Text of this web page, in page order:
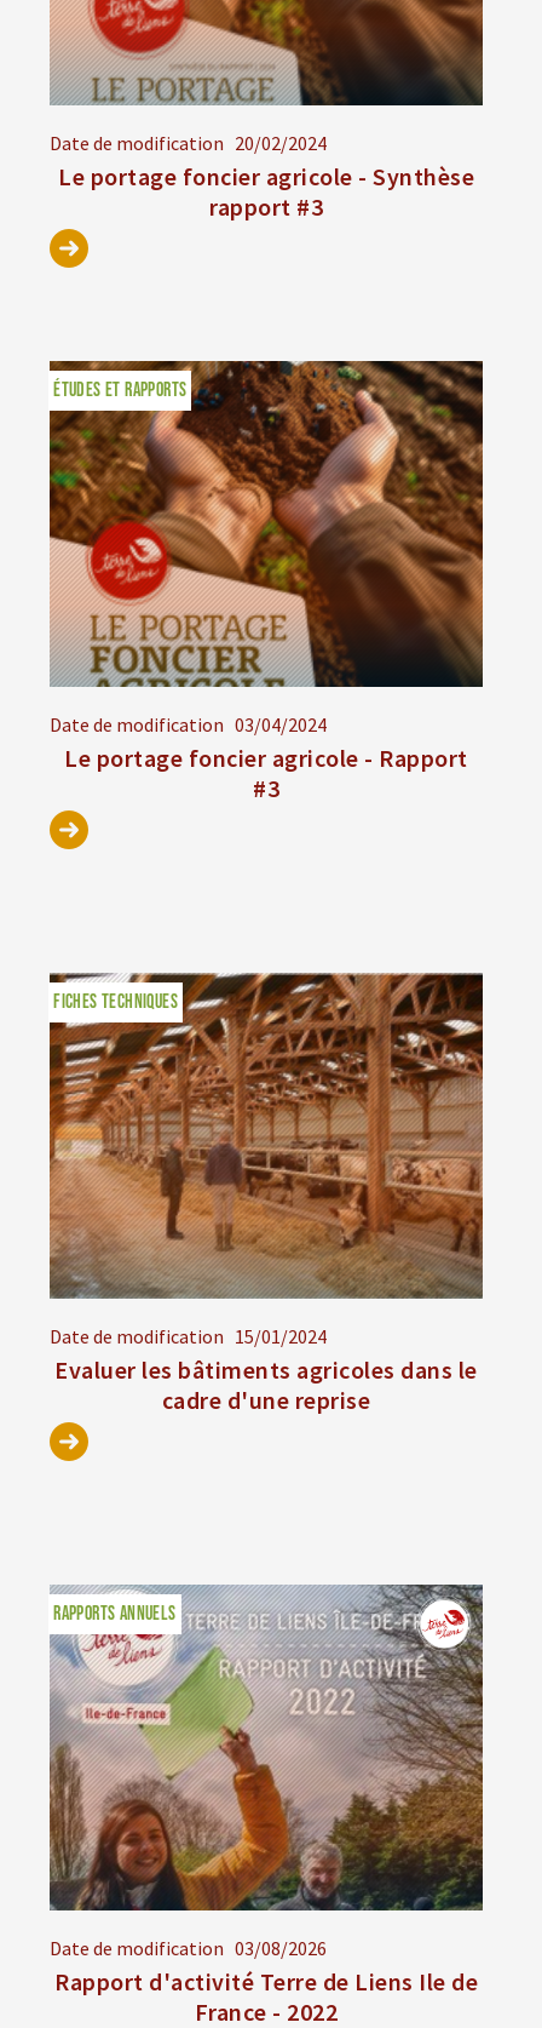
Date de modification 20/02/2024
Le portage foncier agricole - Synthèse
rapport #3
Date de modification 03/04/2024
Le portage foncier agricole - Rapport
#3
ÉTUDES ET RAPPORTS
Date de modification 15/01/2024
Evaluer les bâtiments agricoles dans le
cadre d'une reprise
FICHES TECHNIQUES
Date de modification 03/08/2026
Rapport d'activité Terre de Liens Ile de
France - 2022
RAPPORTS ANNUELS